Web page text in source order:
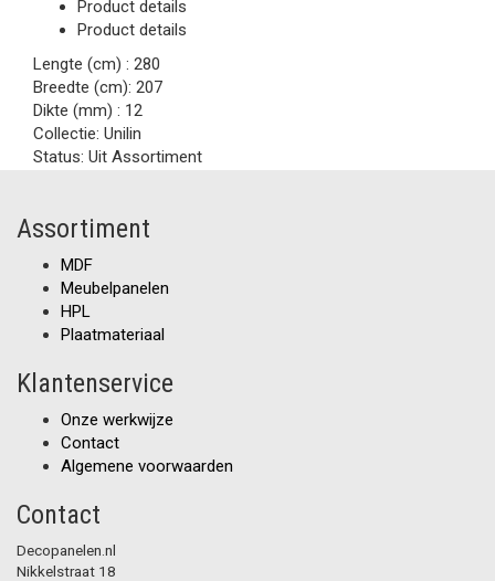
Product details
Product details
Lengte (cm) : 280
Breedte (cm): 207
Dikte (mm) : 12
Collectie: Unilin
Status: Uit Assortiment
Assortiment
MDF
Meubelpanelen
HPL
Plaatmateriaal
Klantenservice
Onze werkwijze
Contact
Algemene voorwaarden
Contact
Decopanelen.nl
Nikkelstraat 18